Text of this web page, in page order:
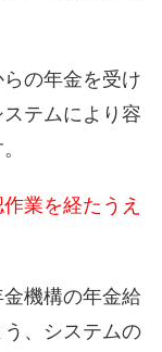
の年金を受け
テムにより容
業を経たうえ
機構の年金給
、システムの